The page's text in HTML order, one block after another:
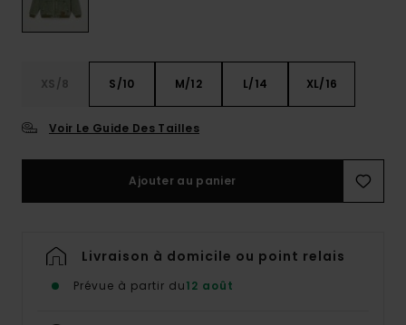
XS/8 S/10 M/12 L/14 XL/16
Voir Le Guide Des Tailles
Ajouter au panier
Livraison à domicile ou point relais
Prévue à partir du12 août